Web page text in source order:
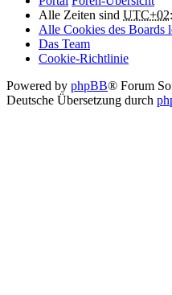
Alle Zeiten sind
Alle Cookies des Boards
Das Team
Cookie-Richtlinie
Powered by phpBB® Forum
Deutsche Übersetzung durch